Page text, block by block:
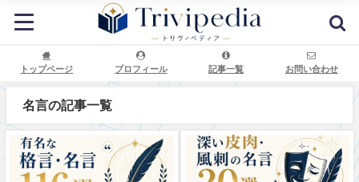
トップページ プロフィール 記事一覧 お問い合わせ
名言の記事一覧